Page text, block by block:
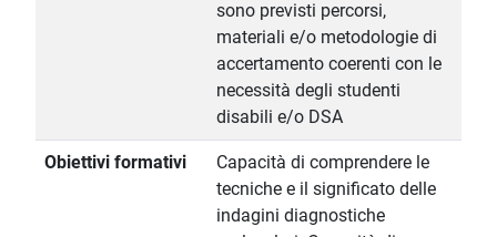
sono previsti percorsi,
materiali e/o metodologie di
accertamento coerenti con le
necessità degli studenti
disabili e/o DSA
Obiettivi formativi
Capacità di comprendere le
tecniche e il significato delle
indagini diagnostiche